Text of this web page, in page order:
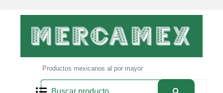
Productos mexicanos al por mayor